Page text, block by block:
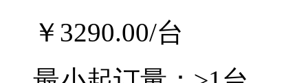
￥3290.00/台